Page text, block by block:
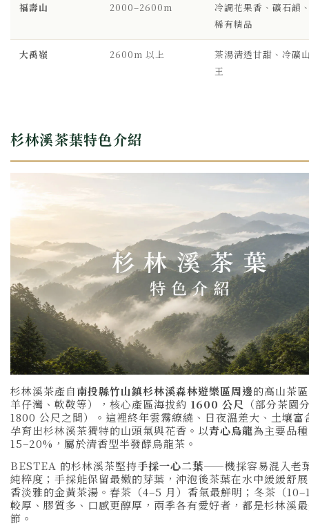
福壽山 2000–2600m
冷調花果香、礦石韻
稀有精品
大禹嶺 2600m 以上
茶湯清透甘甜、冷礦
王
杉林溪茶葉特色介紹
杉林溪茶產自南投縣竹山鎮杉林溪森林遊樂區周邊的高山茶
羊仔灣、軟鞍等），核心產區海拔約 1600 公尺
（部分茶園
1800 公尺之間）。這裡終年雲霧繚繞、日夜溫差大、土壤富
孕育出杉林溪茶獨特的山頭氣與花香。以青心烏龍為主要品
15–20%，屬於清香型半發酵烏龍茶。
BESTEA 的杉林溪茶堅持手採一心二葉——機採容易混入老
純粹度；手採能保留最嫩的芽葉，沖泡後茶葉在水中緩緩舒
香淡雅的金黃茶湯。春茶（4–5 月）香氣最鮮明；冬茶（
較厚、膠質多、口感更醇厚，兩季各有愛好者，都是杉林溪
節。